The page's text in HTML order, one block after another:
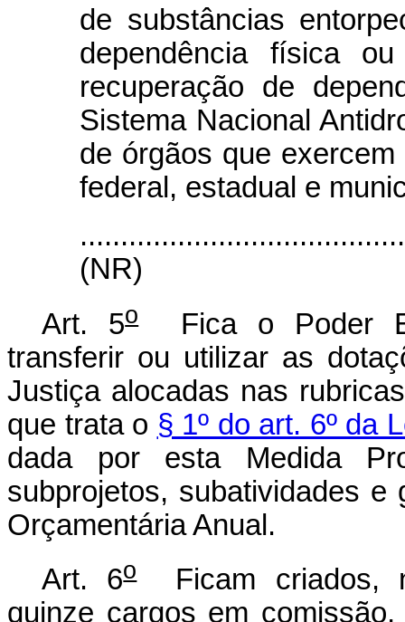
de substâncias
dependência física
recuperação de
Sistema Nacional
de órgãos que
federal, estadual e
(NR)
Art. 5oFica o Poder
transferir ou utilizar as
Justiça alocadas nas
que trata o § 1º do art. 6º da
dada por esta Medida
subprojetos, subatividades
Orçamentária Anual.
Art. 6oFicam criados,
quinze cargos em